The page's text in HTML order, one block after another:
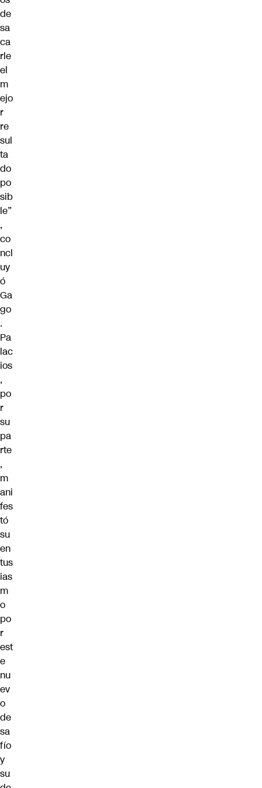
de
sa
ca
rle
el
m
ejo
r
re
sul
ta
do
po
sib
le”
,
co
ncl
uy
ó
Ga
go
.
Pa
lac
ios
,
po
r
su
pa
rte
,
m
ani
fes
tó
su
en
tus
ias
m
o
po
r
est
e
nu
ev
o
de
sa
fío
y
su